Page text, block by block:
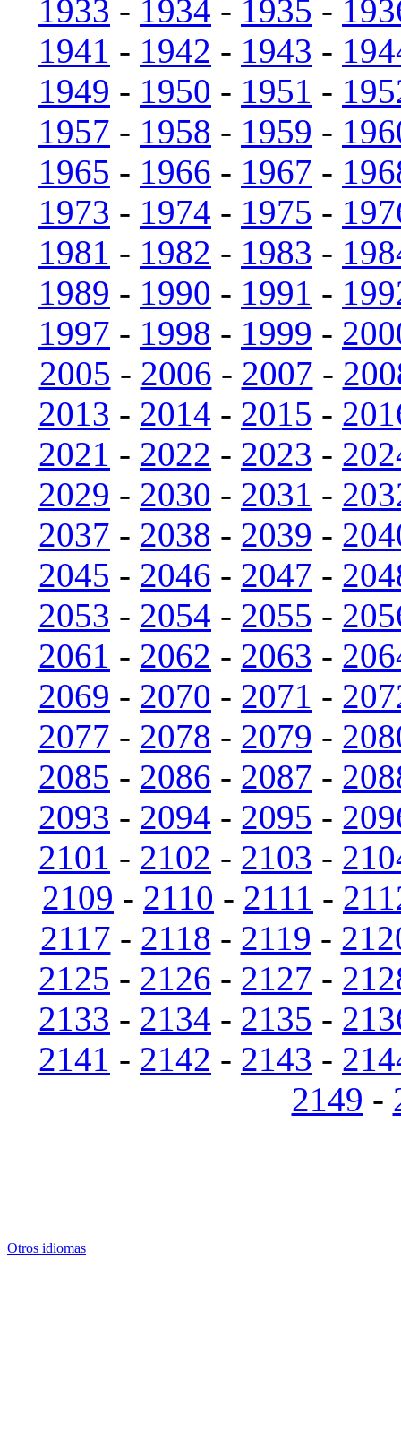
1933 - 1934 - 1935 -
1941 - 1942 - 1943 -
1949 - 1950 - 1951 -
1957 - 1958 - 1959 -
1965 - 1966 - 1967 -
1973 - 1974 - 1975 -
1981 - 1982 - 1983 -
1989 - 1990 - 1991 -
1997 - 1998 - 1999 -
2005 - 2006 - 2007 -
2013 - 2014 - 2015 -
2021 - 2022 - 2023 -
2029 - 2030 - 2031 -
2037 - 2038 - 2039 -
2045 - 2046 - 2047 -
2053 - 2054 - 2055 -
2061 - 2062 - 2063 -
2069 - 2070 - 2071 -
2077 - 2078 - 2079 -
2085 - 2086 - 2087 -
2093 - 2094 - 2095 -
2101 - 2102 - 2103 -
2109 - 2110 - 2111 -
2117 - 2118 - 2119 -
2125 - 2126 - 2127 -
2133 - 2134 - 2135 -
2141 - 2142 - 2143 -
2149 -
Otros idiomas